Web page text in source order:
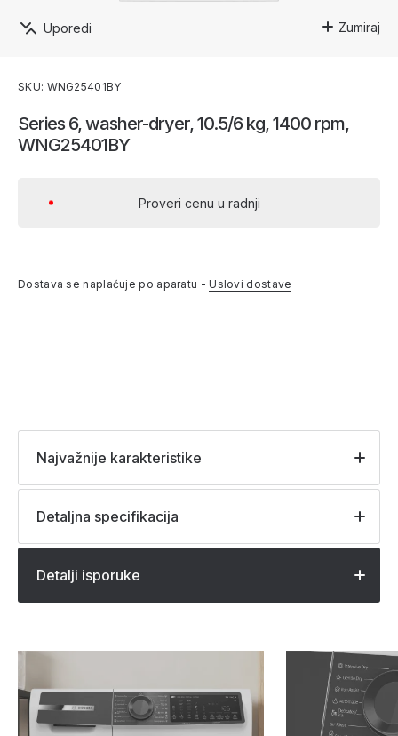
Zumiraj
Uporedi
Series 6, washer-dryer, 10.5/6 kg, 1400 rpm,
WNG25401BY
Proveri cenu u radnji
Dostava se naplaćuje po aparatu -Uslovi dostave
SKU: WNG25401BY
Najvažnije karakteristike
Detaljna specifikacija
Detalji isporuke